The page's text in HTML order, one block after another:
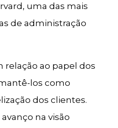
uma das mais
de administração
relação ao papel dos
los como
dos clientes.
na visão